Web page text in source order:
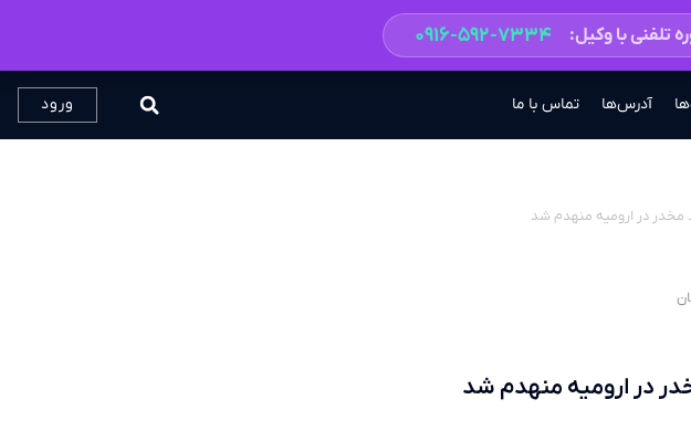
تلفنی با وکیل: ۰۹۱۶-۵۹۲-۷۳۳۴
آدرس‌ها تماس با ما ورود
مخدر در ارومیه منهدم شد
در ارومیه منهدم شد